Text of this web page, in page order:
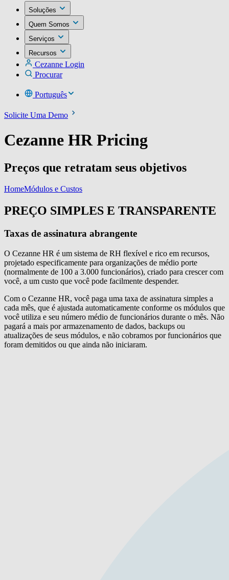
Soluções
Quem Somos
Serviços
Recursos
Cezanne Login
Procurar
Português
Solicite Uma Demo
Cezanne HR Pricing
Preços que retratam seus objetivos
HomeMódulos e Custos
PREÇO SIMPLES E TRANSPARENTE
Taxas de assinatura abrangente
O Cezanne HR é um sistema de RH flexível e rico em recursos,
projetado especificamente para organizações de médio porte
(normalmente de 100 a 3.000 funcionários), criado para crescer com
você, a um custo que você pode facilmente despender.
Com o Cezanne HR, você paga uma taxa de assinatura simples a
cada mês, que é ajustada automaticamente conforme os módulos que
você utiliza e seu número médio de funcionários durante o mês. Não
pagará a mais por armazenamento de dados, backups ou
atualizações de seus módulos, e não cobramos por funcionários que
foram demitidos ou que ainda não iniciaram.